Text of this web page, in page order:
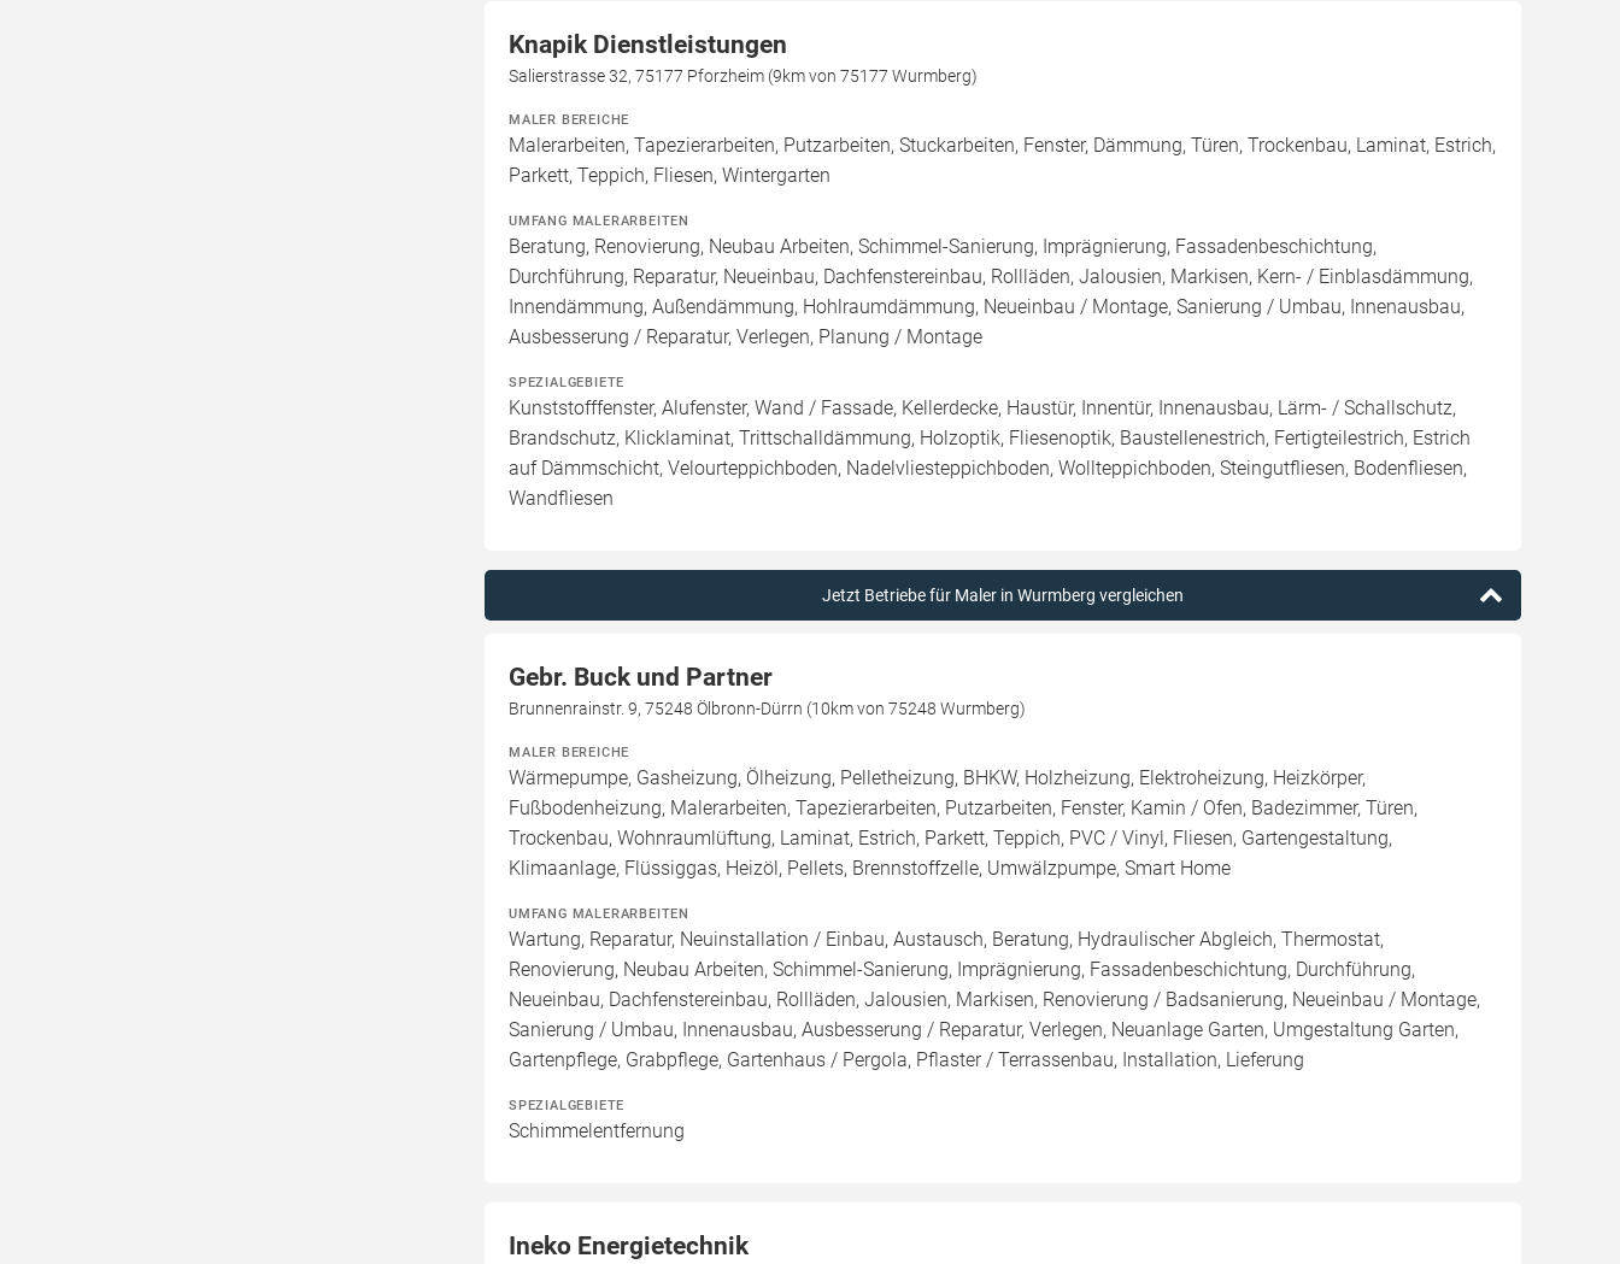
Knapik Dienstleistungen
Salierstrasse 32, 75177 Pforzheim (9km von 75177 Wurmberg)
MALER BEREICHE
Malerarbeiten, Tapezierarbeiten, Putzarbeiten, Stuckarbeiten, Fenster, Dämmung, Türen, Trockenbau, Laminat, Estrich,
Parkett, Teppich, Fliesen, Wintergarten
UMFANG MALERARBEITEN
Beratung, Renovierung, Neubau Arbeiten, Schimmel-Sanierung, Imprägnierung, Fassadenbeschichtung,
Durchführung, Reparatur, Neueinbau, Dachfenstereinbau, Rollläden, Jalousien, Markisen, Kern- / Einblasdämmung,
Innendämmung, Außendämmung, Hohlraumdämmung, Neueinbau / Montage, Sanierung / Umbau, Innenausbau,
Ausbesserung / Reparatur, Verlegen, Planung / Montage
SPEZIALGEBIETE
Kunststofffenster, Alufenster, Wand / Fassade, Kellerdecke, Haustür, Innentür, Innenausbau, Lärm- / Schallschutz,
Brandschutz, Klicklaminat, Trittschalldämmung, Holzoptik, Fliesenoptik, Baustellenestrich, Fertigteilestrich, Estrich
auf Dämmschicht, Velourteppichboden, Nadelvliesteppichboden, Wollteppichboden, Steingutfliesen, Bodenfliesen,
Wandfliesen
Jetzt Betriebe für Maler in Wurmberg vergleichen
Gebr. Buck und Partner
Brunnenrainstr. 9, 75248 Ölbronn-Dürrn (10km von 75248 Wurmberg)
MALER BEREICHE
Wärmepumpe, Gasheizung, Ölheizung, Pelletheizung, BHKW, Holzheizung, Elektroheizung, Heizkörper,
Fußbodenheizung, Malerarbeiten, Tapezierarbeiten, Putzarbeiten, Fenster, Kamin / Ofen, Badezimmer, Türen,
Trockenbau, Wohnraumlüftung, Laminat, Estrich, Parkett, Teppich, PVC / Vinyl, Fliesen, Gartengestaltung,
Klimaanlage, Flüssiggas, Heizöl, Pellets, Brennstoffzelle, Umwälzpumpe, Smart Home
UMFANG MALERARBEITEN
Wartung, Reparatur, Neuinstallation / Einbau, Austausch, Beratung, Hydraulischer Abgleich, Thermostat,
Renovierung, Neubau Arbeiten, Schimmel-Sanierung, Imprägnierung, Fassadenbeschichtung, Durchführung,
Neueinbau, Dachfenstereinbau, Rollläden, Jalousien, Markisen, Renovierung / Badsanierung, Neueinbau / Montage,
Sanierung / Umbau, Innenausbau, Ausbesserung / Reparatur, Verlegen, Neuanlage Garten, Umgestaltung Garten,
Gartenpflege, Grabpflege, Gartenhaus / Pergola, Pflaster / Terrassenbau, Installation, Lieferung
SPEZIALGEBIETE
Schimmelentfernung
Ineko Energietechnik